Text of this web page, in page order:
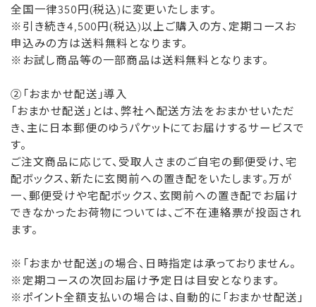
全国一律350円(税込)に変更いたします。
※引き続き4,500円(税込)以上ご購入の方、定期コースお
申込みの方は送料無料となります。
※お試し商品等の一部商品は送料無料となります。
②「おまかせ配送」導入
「おまかせ配送」とは、弊社へ配送方法をおまかせいただ
き、主に日本郵便のゆうパケットにてお届けするサービスで
す。
ご注文商品に応じて、受取人さまのご自宅の郵便受け、宅
配ボックス、新たに玄関前への置き配をいたします。万が
一、郵便受けや宅配ボックス、玄関前への置き配でお届け
できなかったお荷物については、ご不在連絡票が投函され
ます。
※「おまかせ配送」の場合、日時指定は承っておりません。
※定期コースの次回お届け予定日は目安となります。
※ポイント全額支払いの場合は、自動的に「おまかせ配送」